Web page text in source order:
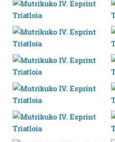
zerbitzuak hobetzeko asmoz,
baliatzen gara. Ohar hau
erabiltzeko baimen esplizitua
irakurri